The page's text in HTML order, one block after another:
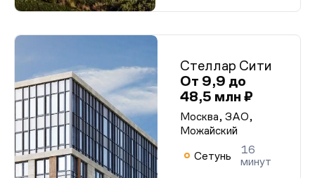
Стеллар Сити
От 9,9 до
48,5 млн ₽
Москва, ЗАО,
Можайский
Сетунь
16
минут